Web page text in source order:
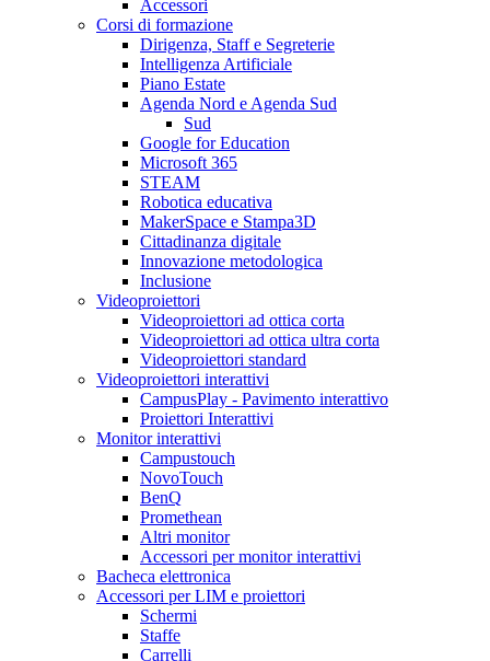
Accessori
Corsi di formazione
Dirigenza, Staff e Segreterie
Intelligenza Artificiale
Piano Estate
Agenda Nord e Agenda Sud
Sud
Google for Education
Microsoft 365
STEAM
Robotica educativa
MakerSpace e Stampa3D
Cittadinanza digitale
Innovazione metodologica
Inclusione
Videoproiettori
Videoproiettori ad ottica corta
Videoproiettori ad ottica ultra corta
Videoproiettori standard
Videoproiettori interattivi
CampusPlay - Pavimento interattivo
Proiettori Interattivi
Monitor interattivi
Campustouch
NovoTouch
BenQ
Promethean
Altri monitor
Accessori per monitor interattivi
Bacheca elettronica
Accessori per LIM e proiettori
Schermi
Staffe
Carrelli